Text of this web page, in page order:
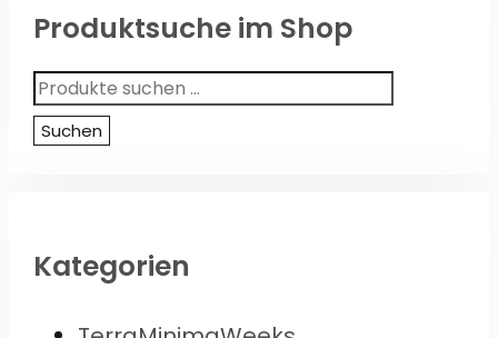
Produktsuche im Shop
Suchen
nach:
Suchen
Kategorien